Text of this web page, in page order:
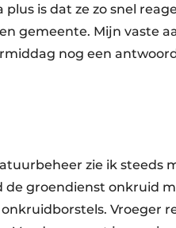
is dat ze zo snel
gemeente. Mijn vaste
nog een
zie ik steeds
de groendienst onkruid
Vroeger